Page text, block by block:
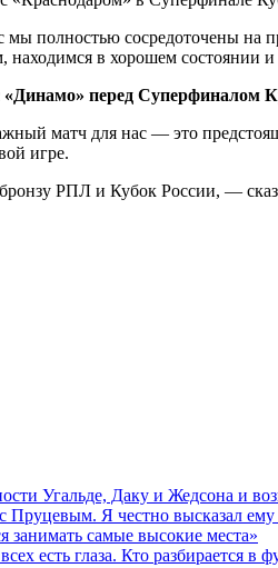
полностью сосредоточены на
находимся в хорошем состоянии
перед Суперфиналом
матч для нас — это
игре.
РПЛ и Кубок России, —
Угальде, Даку и Жедсона и
Пруцевым. Я честно высказал
занимать самые высокие места»
есть глаза. Кто разбирается в